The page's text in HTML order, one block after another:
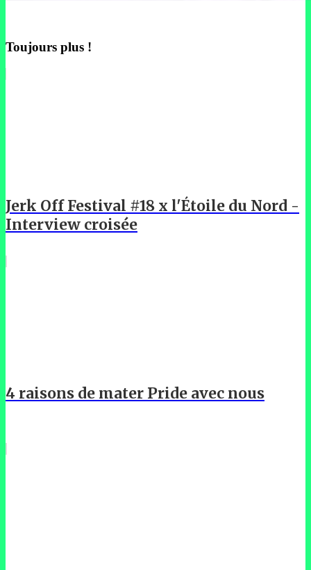
Toujours plus !
Jerk Off Festival #18 x l'Étoile du Nord -
Interview croisée
4 raisons de mater Pride avec nous